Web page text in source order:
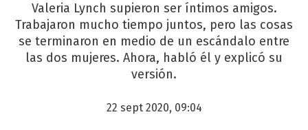
Valeria Lynch supieron ser íntimos amigos.
Trabajaron mucho tiempo juntos, pero las cosas
se terminaron en medio de un escándalo entre
las dos mujeres. Ahora, habló él y explicó su
versión.
22 sept 2020, 09:04